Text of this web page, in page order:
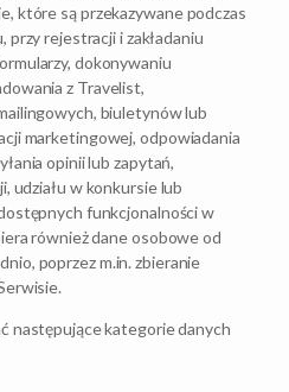
które są przekazywane podczas
przy rejestracji i zakładaniu
dokonywaniu
z Travelist,
biuletynów lub
marketingowej, odpowiadania
opinii lub zapytań,
udziału w konkursie lub
funkcjonalności w
również dane osobowe od
poprzez m.in. zbieranie
następujące kategorie danych